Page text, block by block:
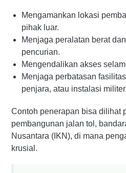
Mengamankan lokasi
pihak luar.
Menjaga peralatan berat
pencurian.
Mengendalikan akses
Menjaga perbatasan
penjara, atau instalasi militer.
Contoh penerapan bisa dilihat
pembangunan jalan tol,
Nusantara (IKN), di mana
krusial.